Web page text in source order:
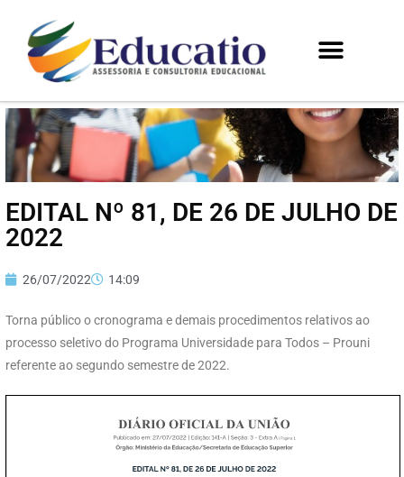
EDITAL Nº 81, DE 26 DE JULHO DE
2022
26/07/2022 14:09
Torna público o cronograma e demais procedimentos relativos ao
processo seletivo do Programa Universidade para Todos – Prouni
referente ao segundo semestre de 2022.